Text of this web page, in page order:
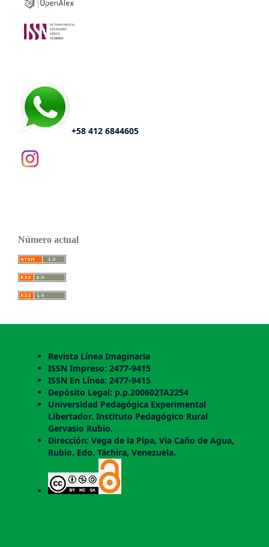
+58 412 6844605
Número actual
Revista Línea Imaginaria
ISSN Impreso: 2477-9415
ISSN En Línea: 2477-9415
Depósito Legal: p.p.200602TA2254
Universidad Pedagógica Experimental
Libertador. Instituto Pedagógico Rural
Gervasio Rubio.
Dirección: Vega de la Pipa, Via Caño de Agua,
Rubio. Edo. Táchira, Venezuela.